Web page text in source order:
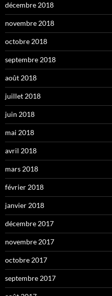
décembre 2018
novembre 2018
octobre 2018
septembre 2018
août 2018
juillet 2018
juin 2018
mai 2018
avril 2018
mars 2018
février 2018
janvier 2018
décembre 2017
novembre 2017
octobre 2017
septembre 2017